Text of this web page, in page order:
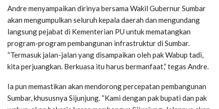
Andre menyampaikan dirinya bersama Wakil Gubernur Sumbar
akan mengumpulkan seluruh kepala daerah dan mengundang
langsung pejabat di Kementerian PU untuk mematangkan
program-program pembangunan infrastruktur di Sumbar.
“Termasuk jalan-jalan yang disampaikan oleh pak Wabup tadi,
kita perjuangkan. Berkuasa itu harus bermanfaat,” tegas Andre.
Ia pun memastikan akan mendorong percepatan pembangunan
Sumbar, khususnya Sijunjung. “Kami dengan pak bupati dan pak